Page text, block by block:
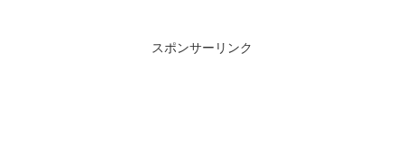
スポンサーリンク